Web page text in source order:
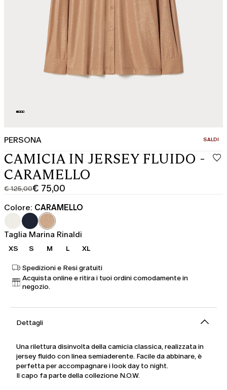
PERSONA SALDI
CAMICIA IN JERSEY FLUIDO -
CARAMELLO
€ 125,00
Prezzo
originale
€
125,00
€ 75,00
Prezzo
corrente
€
75,00
Colore: CARAMELLO
Taglia Marina Rinaldi
XS S M L XL
Spedizioni e Resi gratuiti
Acquista online e ritira i tuoi ordini comodamente in
negozio.
Dettagli
Una rilettura disinvolta della camicia classica, realizzata in
jersey fluido con linea semiaderente. Facile da abbinare, è
perfetta per accompagnare i look day to night.
Il capo fa parte della collezione N.O.W.